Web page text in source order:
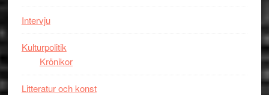
Intervju
Kulturpolitik
Krönikor
Litteratur och konst